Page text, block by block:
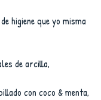
higiene que yo misma
de arcilla,
con coco & menta,